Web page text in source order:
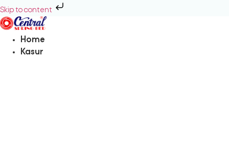
Skip to content
Home
Kasur